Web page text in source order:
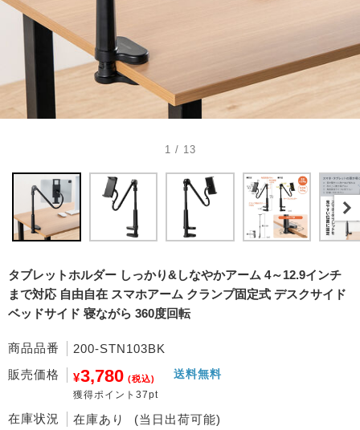
1 / 13
タブレットホルダー しっかり&しなやかアーム 4～12.9インチ
まで対応 自由自在 スマホアーム クランプ固定式 デスクサイド
ベッドサイド 寝ながら 360度回転
商品品番
200-STN103BK
販売価格
¥3,780 (税込)
獲得ポイント37pt
送料無料
在庫状況 在庫あり (当日出荷可能)